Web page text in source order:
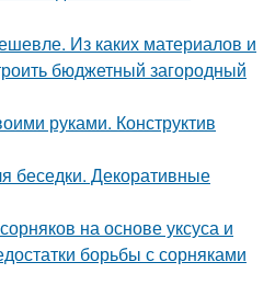
Из каких материалов и
бюджетный загородный
руками. Конструктив
беседки. Декоративные
на основе уксуса и
борьбы с сорняками